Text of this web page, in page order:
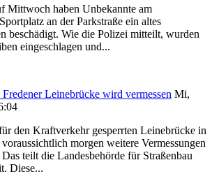
Mittwoch haben Unbekannte am
an der Parkstraße ein altes
beschädigt. Wie die Polizei mitteilt, wurden
eingeschlagen und...
Leinebrücke wird vermessen Mi,
den Kraftverkehr gesperrten Leinebrücke in
morgen weitere Vermessungen
teilt die Landesbehörde für Straßenbau
Diese...